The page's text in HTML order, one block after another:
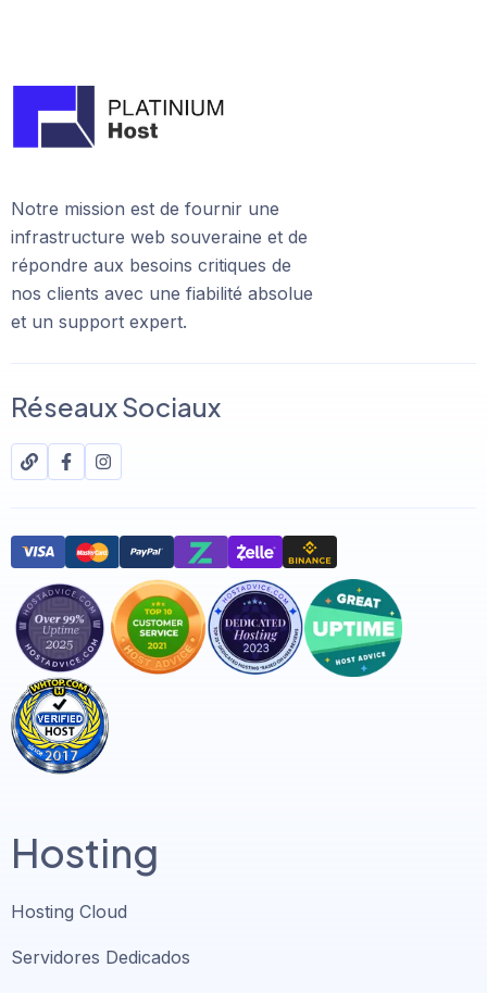
Notre mission est de fournir une
infrastructure web souveraine et de
répondre aux besoins critiques de
nos clients avec une fiabilité absolue
et un support expert.
Réseaux Sociaux
Hosting
Hosting Cloud
Servidores Dedicados